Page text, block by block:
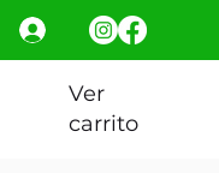
Ver
carrito